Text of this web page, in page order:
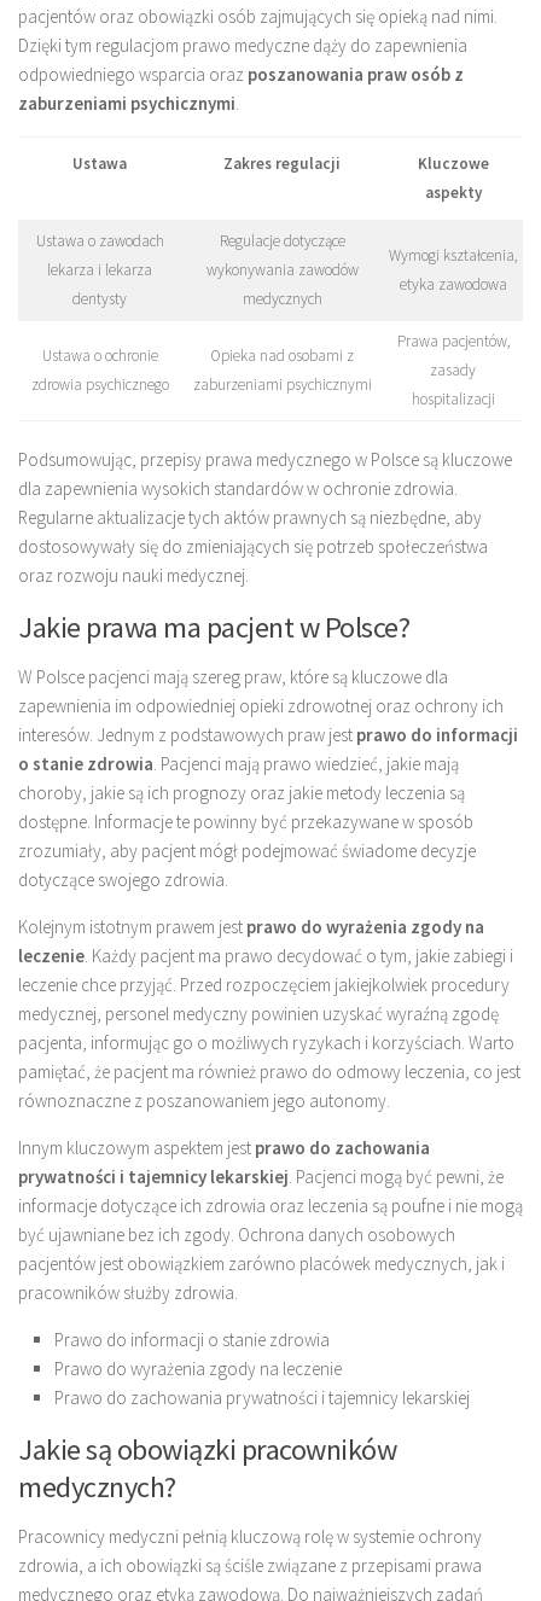
pacjentów oraz obowiązki osób zajmujących się opieką nad nimi.
Dzięki tym regulacjom prawo medyczne dąży do zapewnienia
odpowiedniego wsparcia oraz poszanowania praw osób z
zaburzeniami psychicznymi.
Ustawa Zakres regulacji
Kluczowe
aspekty
Ustawa o zawodach
lekarza i lekarza
dentysty
Regulacje dotyczące
wykonywania zawodów
medycznych
Wymogi kształcenia,
etyka zawodowa
Ustawa o ochronie
zdrowia psychicznego
Opieka nad osobami z
zaburzeniami psychicznymi
Prawa pacjentów,
zasady
hospitalizacji
Podsumowując, przepisy prawa medycznego w Polsce są kluczowe
dla zapewnienia wysokich standardów w ochronie zdrowia.
Regularne aktualizacje tych aktów prawnych są niezbędne, aby
dostosowywały się do zmieniających się potrzeb społeczeństwa
oraz rozwoju nauki medycznej.
Jakie prawa ma pacjent w Polsce?
W Polsce pacjenci mają szereg praw, które są kluczowe dla
zapewnienia im odpowiedniej opieki zdrowotnej oraz ochrony ich
interesów. Jednym z podstawowych praw jest prawo do informacji
o stanie zdrowia . Pacjenci mają prawo wiedzieć, jakie mają
choroby, jakie są ich prognozy oraz jakie metody leczenia są
dostępne. Informacje te powinny być przekazywane w sposób
zrozumiały, aby pacjent mógł podejmować świadome decyzje
dotyczące swojego zdrowia.
Kolejnym istotnym prawem jest prawo do wyrażenia zgody na
leczenie . Każdy pacjent ma prawo decydować o tym, jakie zabiegi i
leczenie chce przyjąć. Przed rozpoczęciem jakiejkolwiek procedury
medycznej, personel medyczny powinien uzyskać wyraźną zgodę
pacjenta, informując go o możliwych ryzykach i korzyściach. Warto
pamiętać, że pacjent ma również prawo do odmowy leczenia, co jest
równoznaczne z poszanowaniem jego autonomy.
Innym kluczowym aspektem jest prawo do zachowania
prywatności i tajemnicy lekarskiej . Pacjenci mogą być pewni, że
informacje dotyczące ich zdrowia oraz leczenia są poufne i nie mogą
być ujawniane bez ich zgody. Ochrona danych osobowych
pacjentów jest obowiązkiem zarówno placówek medycznych, jak i
pracowników służby zdrowia.
Prawo do informacji o stanie zdrowia
Prawo do wyrażenia zgody na leczenie
Prawo do zachowania prywatności i tajemnicy lekarskiej
Jakie są obowiązki pracowników
medycznych?
Pracownicy medyczni pełnią kluczową rolę w systemie ochrony
zdrowia, a ich obowiązki są ściśle związane z przepisami prawa
medycznego oraz etyką zawodową. Do najważniejszych zadań